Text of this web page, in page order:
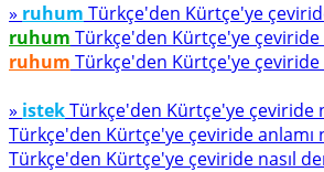
» ruhum Türkçe'den Kürtçe'ye
ruhum Türkçe'den Kürtçe'ye çeviride
ruhum Türkçe'den Kürtçe'ye çeviride
» istekTürkçe'den Kürtçe'ye çeviride
Türkçe'den Kürtçe'ye çeviride anlamı
Türkçe'den Kürtçe'ye çeviride nasıl